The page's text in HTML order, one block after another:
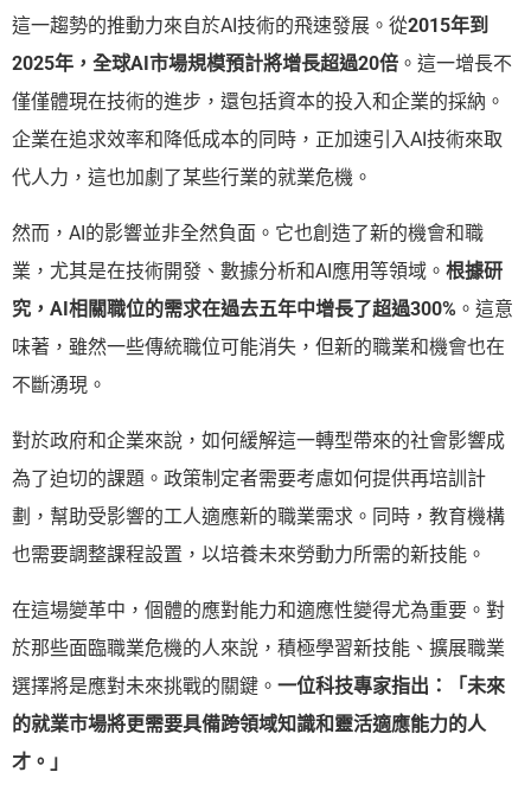
這一趨勢的推動力來自於AI技術的飛速發展。從2015年到
2025年，全球AI市場規模預計將增長超過20倍 。這一增長不
僅僅體現在技術的進步，還包括資本的投入和企業的採納。
企業在追求效率和降低成本的同時，正加速引入AI技術來取
代人力，這也加劇了某些行業的就業危機。
然而，AI的影響並非全然負面。它也創造了新的機會和職
業，尤其是在技術開發、數據分析和AI應用等領域。 根據研
究，AI相關職位的需求在過去五年中增長了超過300% 。這意
味著，雖然一些傳統職位可能消失，但新的職業和機會也在
不斷湧現。
對於政府和企業來說，如何緩解這一轉型帶來的社會影響成
為了迫切的課題。政策制定者需要考慮如何提供再培訓計
劃，幫助受影響的工人適應新的職業需求。同時，教育機構
也需要調整課程設置，以培養未來勞動力所需的新技能。
在這場變革中，個體的應對能力和適應性變得尤為重要。對
於那些面臨職業危機的人來說，積極學習新技能、擴展職業
選擇將是應對未來挑戰的關鍵。 一位科技專家指出：「未來
的就業市場將更需要具備跨領域知識和靈活適應能力的人
才。」